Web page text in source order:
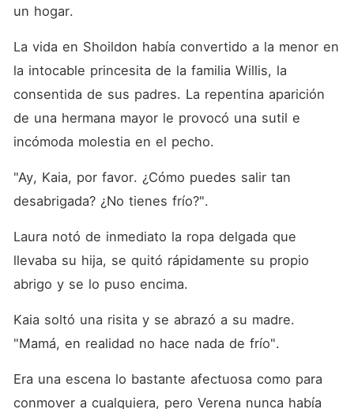
un hogar.
La vida en Shoildon había convertido a la menor en
la intocable princesita de la familia Willis, la
consentida de sus padres. La repentina aparición
de una hermana mayor le provocó una sutil e
incómoda molestia en el pecho.
"Ay, Kaia, por favor. ¿Cómo puedes salir tan
desabrigada? ¿No tienes frío?".
Laura notó de inmediato la ropa delgada que
llevaba su hija, se quitó rápidamente su propio
abrigo y se lo puso encima.
Kaia soltó una risita y se abrazó a su madre.
"Mamá, en realidad no hace nada de frío".
Era una escena lo bastante afectuosa como para
conmover a cualquiera, pero Verena nunca había